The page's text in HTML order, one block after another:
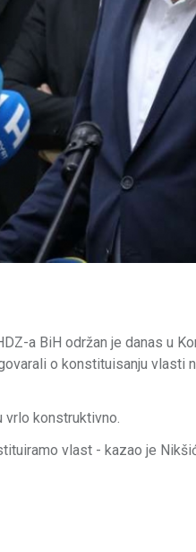
a BiH održan je danas u
o konstituisanju vlasti
vrlo konstruktivno.
vlast - kazao je